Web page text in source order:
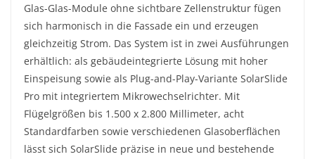
Glas-Glas-Module ohne sichtbare Zellenstruktur fügen
sich harmonisch in die Fassade ein und erzeugen
gleichzeitig Strom. Das System ist in zwei Ausführungen
erhältlich: als gebäudeintegrierte Lösung mit hoher
Einspeisung sowie als Plug-and-Play-Variante SolarSlide
Pro mit integriertem Mikrowechselrichter. Mit
Flügelgrößen bis 1.500 x 2.800 Millimeter, acht
Standardfarben sowie verschiedenen Glasoberflächen
lässt sich SolarSlide präzise in neue und bestehende